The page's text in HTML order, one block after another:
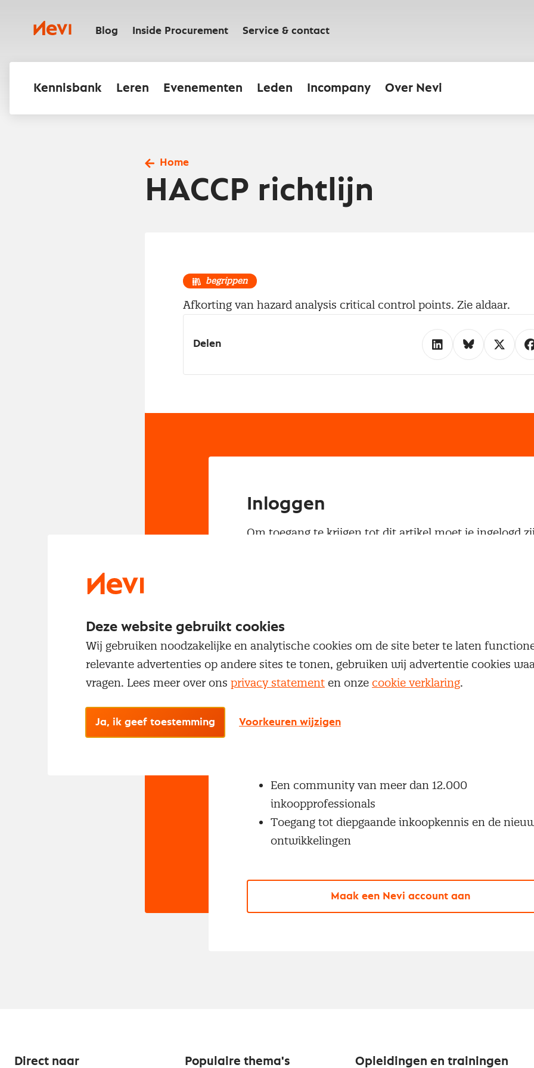
inhoudNevi Blog Inside Procurement Service & contact
Kennisbank Leren Evenementen Leden Incompany Over Nevi
Home
HACCP richtlijn
begrippen
Afkorting van hazard analysis critical control points. Zie aldaar.
Delen
Inloggen
Om toegang te krijgen tot dit artikel moet je ingelogd
Nog geen Nevi account?
Met een Nevi account krijg je gratis toegang tot:
Een community van meer dan 12.000
inkoopprofessionals
Toegang tot diepgaande inkoopkennis en de
ontwikkelingen
Maak een Nevi account aan
Direct naar Populaire thema's Opleidingen en trainingen
Deze website gebruikt cookies
Wij gebruiken noodzakelijke en analytische cookies om de site beter te laten
relevante advertenties op andere sites te tonen, gebruiken wij advertentie cookies
vragen. Lees meer over ons privacy statement en onze cookie verklaring.
Ja, ik geef toestemming Voorkeuren wijzigen